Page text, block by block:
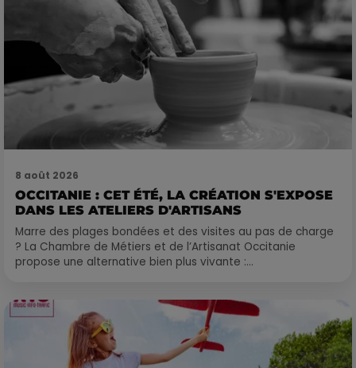
8 août 2026
OCCITANIE : CET ÉTÉ, LA CRÉATION S'EXPOSE
DANS LES ATELIERS D'ARTISANS
Marre des plages bondées et des visites au pas de charge
? La Chambre de Métiers et de l’Artisanat Occitanie
propose une alternative bien plus vivante :...